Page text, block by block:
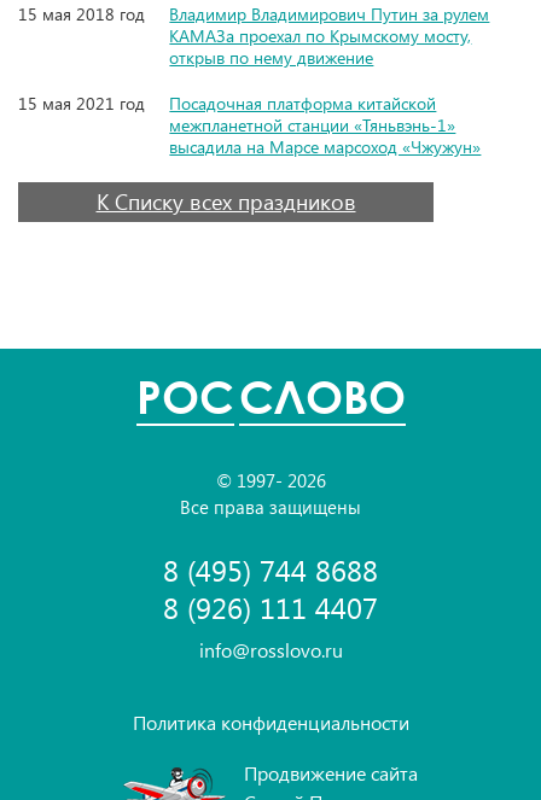
15 мая 2018 год
Владимир Владимирович Путин за рулем
КАМАЗа проехал по Крымскому мосту,
открыв по нему движение
15 мая 2021 год
Посадочная платформа китайской
межпланетной станции «Тяньвэнь-1»
высадила на Марсе марсоход «Чжужун»
К Списку всех праздников
POCСЛОВО
© 1997- 2026
Все права защищены
8 (495) 744 8688
8 (926) 111 4407
info@rosslovo.ru
Политика конфиденциальности
Продвижение сайта